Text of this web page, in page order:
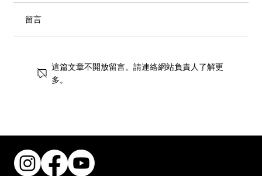
房，它給公式化的荷里活上了一課
留言
這篇文章不開放留言。請連絡網站負責人了解更
多。